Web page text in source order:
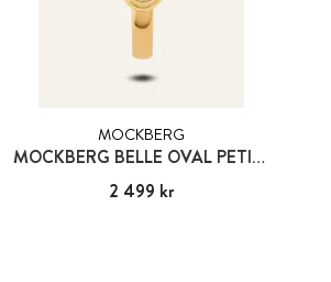
MOCKBERG
MOCKBERG BELLE OVAL PETITE BANGLE WATCH SMALL
Pris :2 499 kr
2 499 kr